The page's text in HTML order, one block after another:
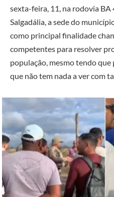
sexta-feira, 11, na rodovia
Salgadália, a sede do
como principal finalidade
competentes para resolver
população, mesmo tendo
que não tem nada a ver com